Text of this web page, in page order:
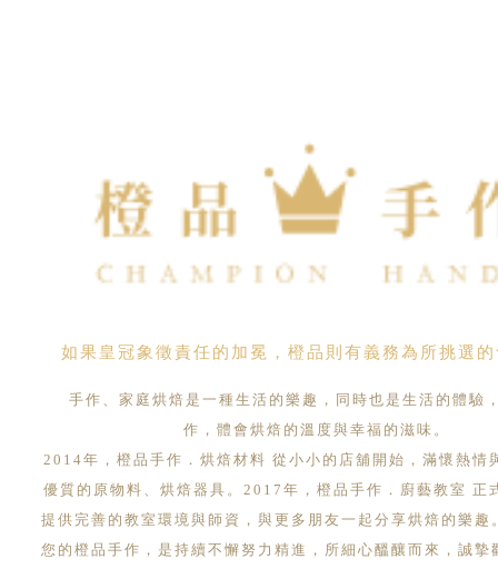
如果皇冠象徵責任的加冕，橙品則有義務為所挑選
手作、家庭烘焙是一種生活的樂趣，同時也是生活的體驗
作，體會烘焙的溫度與幸福的滋味。
2014年，橙品手作．烘焙材料 從小小的店舖開始，滿懷熱情
優質的原物料、烘焙器具。2017年，橙品手作．廚藝教室 正
提供完善的教室環境與師資，與更多朋友一起分享烘焙的樂趣
您的橙品手作，是持續不懈努力精進，所細心醞釀而來，誠摯